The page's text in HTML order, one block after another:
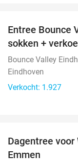
Entree Bounce
sokken +
Bounce Valley
Eindhoven
Verkocht: 1.927
Dagentree voor
Emmen